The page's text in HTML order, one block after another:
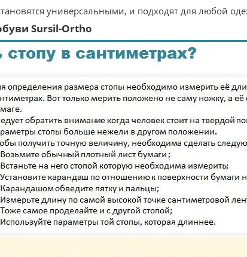
универсальными, и подходят для любой
Sursil-Ortho